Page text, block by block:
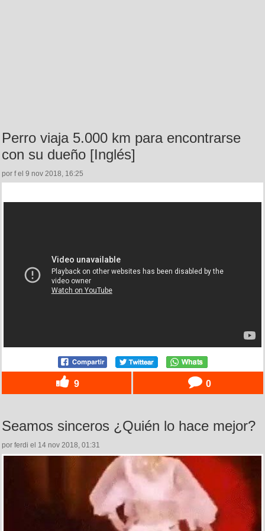
Perro viaja 5.000 km para encontrarse
con su dueño [Inglés]
por f el 9 nov 2018, 16:25
9 0
Seamos sinceros ¿Quién lo hace mejor?
por ferdi el 14 nov 2018, 01:31